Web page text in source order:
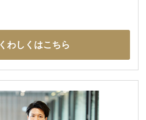
くわしくはこちら